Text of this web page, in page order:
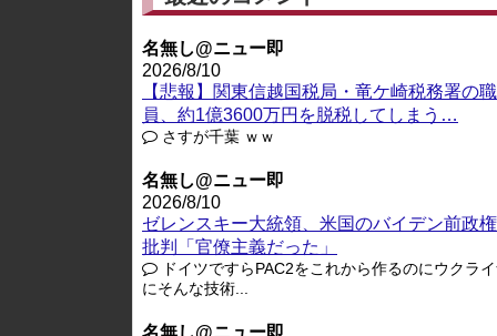
名無し@ニュー即
2026/8/10
【悲報】関東信越国税局・竜ケ崎税務署の職
員、約1億3600万円を脱税してしまう…
さすが千葉 ｗｗ
名無し@ニュー即
2026/8/10
ゼレンスキー大統領、米国のバイデン前政
批判「官僚主義だった」
ドイツですらPAC2をこれから作るのにウクラ
にそんな技術...
名無し@ニュー即